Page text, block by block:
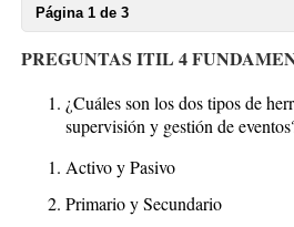
Página 1 de 3
PREGUNTAS ITIL 4
¿Cuáles son los dos tipos de
supervisión y gestión de
Activo y Pasivo
Primario y Secundario